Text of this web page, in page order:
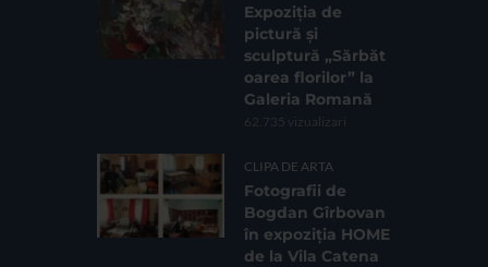
Expoziția de
pictură și
sculptură „Sărbăt
oarea florilor” la
Galeria Romană
62.735 vizualizari
CLIPA DE ARTA
Fotografii de
Bogdan Gîrbovan
în expoziția HOME
de la Vila Catena